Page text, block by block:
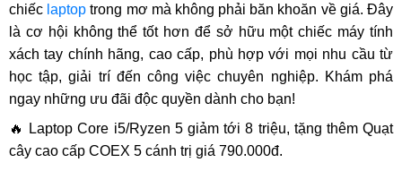
chiếc laptop trong mơ mà không phải băn khoăn về giá. Đây
là cơ hội không thể tốt hơn để sở hữu một chiếc máy tính
xách tay chính hãng, cao cấp, phù hợp với mọi nhu cầu từ
học tập, giải trí đến công việc chuyên nghiệp. Khám phá
ngay những ưu đãi độc quyền dành cho bạn!
🔥 Laptop Core i5/Ryzen 5 giảm tới 8 triệu, tặng thêm Quạt
cây cao cấp COEX 5 cánh trị giá 790.000đ.